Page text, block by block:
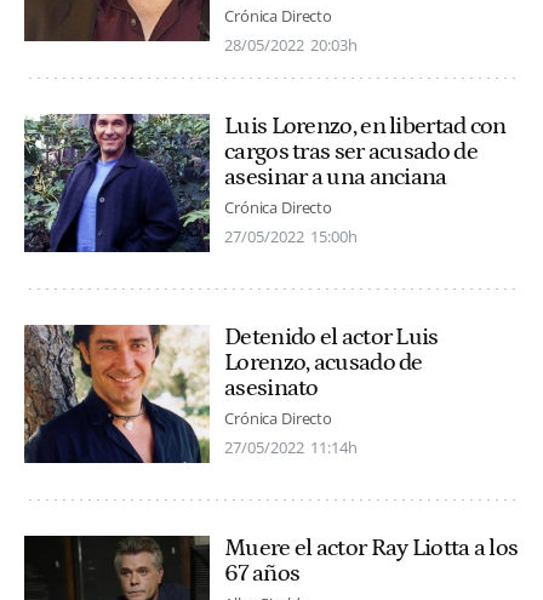
Crónica Directo
28/05/2022 20:03h
Luis Lorenzo, en libertad con
cargos tras ser acusado de
asesinar a una anciana
Crónica Directo
27/05/2022 15:00h
Detenido el actor Luis
Lorenzo, acusado de
asesinato
Crónica Directo
27/05/2022 11:14h
Muere el actor Ray Liotta a los
67 años